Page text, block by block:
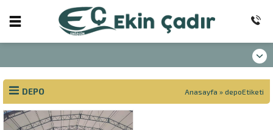
DEPO Anasayfa » depoEtiketi